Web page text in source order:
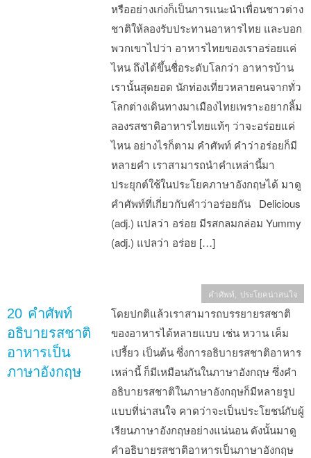
หรืออย่างเก่งก็เป็นการแนะนำเพื่อนชาวต่าง
ชาติให้ลองรับประทานอาหารไทย และบอก
พวกเขาไปว่า อาหารไทยของเราอร่อยแค่
ไหน ถึงได้ขึ้นชื่อระดับโลกว่า อาหารบ้าน
เรานั้นสุดยอด นักท่องเที่ยวหลายคนจากทั่ว
โลกต่างเดินทางมาเมืองไทยเพราะอยากลิ้ม
ลองรสชาติอาหารไทยแท้ๆ ว่าจะอร่อยแค่
ไหน อย่างไรก็ตาม คำศัพท์ คำว่าอร่อยก็มี
หลายคำ เราสามารถนำคำเหล่านี้มา
ประยุกต์ใช้ในประโยคภาษาอังกฤษได้ มาดู
คำศัพท์ที่เกี่ยวกับคำว่าอร่อยกัน Delicious
(adj.) แปลว่า อร่อย มีรสกลมกล่อม Yummy
(adj.) แปลว่า อร่อย […]
20 คำศัพท์
อธิบายรสชาติ
อาหารเป็น
ภาษาอังกฤษ
โดยปกติแล้วเราสามารถบรรยายรสชาติ
ของอาหารได้หลายแบบ เช่น หวาน เค็ม
เปรี้ยว เป็นต้น ซึ่งการอธิบายรสชาติอาหาร
เหล่านี้ ก็มีเหมือนกันในภาษาอังกฤษ ซึ่งคำ
อธิบายรสชาติในภาษาอังกฤษก็มีหลายรูป
แบบที่น่าสนใจ คาดว่าจะเป็นประโยชน์กับผู้
เรียนภาษาอังกฤษอย่างแน่นอน ดังนั้นมาดู
คำอธิบายรสชาติอาหารเป็นภาษาอังกฤษ
คำศัพท์ ประโยคน่าสนใจ